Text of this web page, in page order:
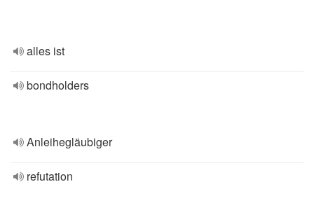
alles ist
bondholders
Anleihegläubiger
refutation